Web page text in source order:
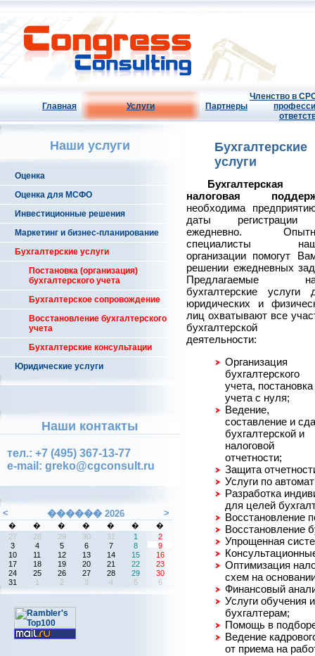
Главная Услуги Партнеры
Членство в
Наши услуги
Оценка
Оценка для МСФО
Инвестиционные решения
Маркетинг и бизнес-планирование
Бухгалтерские услуги
Постановка (организация)
бухгалтерского учета
Бухгалтерское сопровождение
Восстановление бухгалтерского
учета
Бухгалтерские консультации
Юридические услуги
Наши контакты
тел.: +7 (495) 367-13-77
e-mail: greko@cgconsult.ru
Бухгалтерские
услуги
налоговая
необходима
даты
ежедневно.
специалисты
организации помогут
решении ежедневных
Предлагаемые
бухгалтерские услуги
юридических и
лиц охватывают все
бухгалтерской
деятельности:
Организация
бухгалтерского
учета, постановка
учета с нуля;
Ведение,
составление и
бухгалтерской и
налоговой
отчетности;
Защита
Услуги по
Разработка
для целей
Восстановление
Восстановление
Упрощенная
Оптимизация
схем на
Финансовый
Услуги обучения
бухгалтерам;
Помощь в
Ведение
от приема на